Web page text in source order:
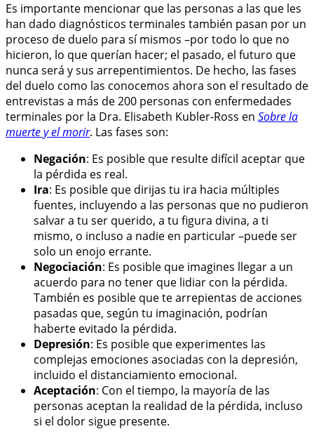
Es importante mencionar que las personas a las que les
han dado diagnósticos terminales también pasan por un
proceso de duelo para sí mismos –por todo lo que no
hicieron, lo que querían hacer; el pasado, el futuro que
nunca será y sus arrepentimientos. De hecho, las fases
del duelo como las conocemos ahora son el resultado de
entrevistas a más de 200 personas con enfermedades
terminales por la Dra. Elisabeth Kubler-Ross en Sobre la
muerte y el morir. Las fases son:
Negación: Es posible que resulte difícil aceptar que
la pérdida es real.
Ira: Es posible que dirijas tu ira hacia múltiples
fuentes, incluyendo a las personas que no pudieron
salvar a tu ser querido, a tu figura divina, a ti
mismo, o incluso a nadie en particular –puede ser
solo un enojo errante.
Negociación: Es posible que imagines llegar a un
acuerdo para no tener que lidiar con la pérdida.
También es posible que te arrepientas de acciones
pasadas que, según tu imaginación, podrían
haberte evitado la pérdida.
Depresión: Es posible que experimentes las
complejas emociones asociadas con la depresión,
incluido el distanciamiento emocional.
Aceptación: Con el tiempo, la mayoría de las
personas aceptan la realidad de la pérdida, incluso
si el dolor sigue presente.